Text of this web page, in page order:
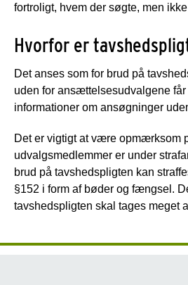
fortroligt, hvem der søgte, men
Hvorfor er
Det anses som for brud på
uden for ansættelsesudvalgene får
informationer om ansøgninger
Det er vigtigt at være opmærksom
udvalgsmedlemmer er under
brud på tavshedspligten kan
§152 i form af bøder og fængsel.
tavshedspligten skal tages meget